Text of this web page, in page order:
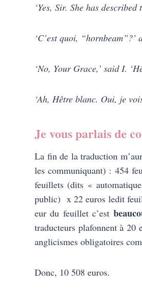
‘Yes, Sir. She has
‘C’est quoi, “hornbeam”?’
‘No, Your Grace,’ said I.
‘Ah, Hêtre blanc. Oui, je
Je vous parlais de
La fin de la traduction
les communiquant) : 454
feuillets (dits «
public) x 22 euros ledit
eur du feuillet c’est
traducteurs plafonnent à 20
anglicismes obligatoires
Donc, 10 508 euros.